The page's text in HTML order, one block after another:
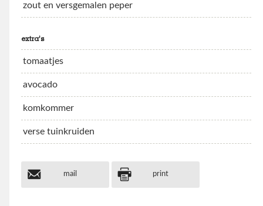
zout en versgemalen peper
extra's
tomaatjes
avocado
komkommer
verse tuinkruiden
mail print